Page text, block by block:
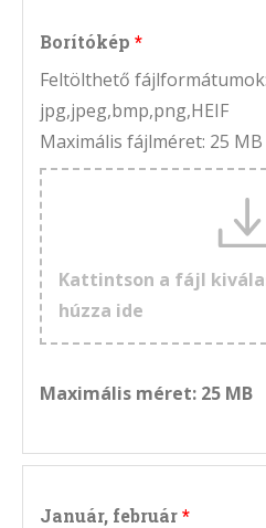
Borítókép
Feltölthető fájlformátumok:
jpg,jpeg,bmp,png,HEIF
Maximális fájlméret: 25 MB
Kattintson a fájl
húzza ide
Maximális méret: 25 MB
Január, február